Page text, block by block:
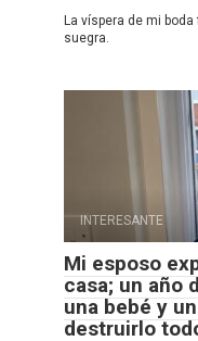
La víspera de mi
suegra.
INTERESANTE
Mi esposo
casa; un año
una bebé y
destruirlo